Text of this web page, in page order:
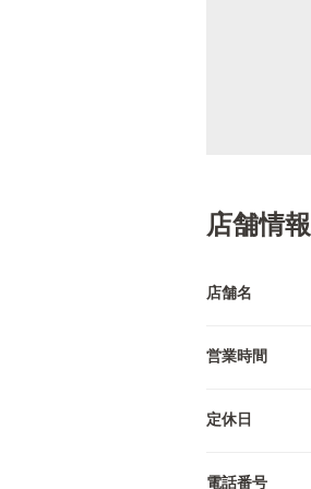
店舗情報
店舗名
営業時間
定休日
電話番号